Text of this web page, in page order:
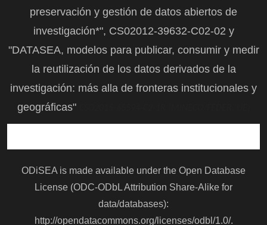
preservación y gestión de datos abiertos de
investigación*", CS02012-39632-C02-02 y
"DATASEA, modelos para publicar, consumir y medir
la reutilización de los datos derivados de la
investigación: más alla de fronteras institucionales y
geográficas"
ODiSEA is made available under the Open Database
License (ODC-ODbL Attribution Share-Alike for
data/databases):
http://opendatacommons.org/licenses/odbl/1.0/.